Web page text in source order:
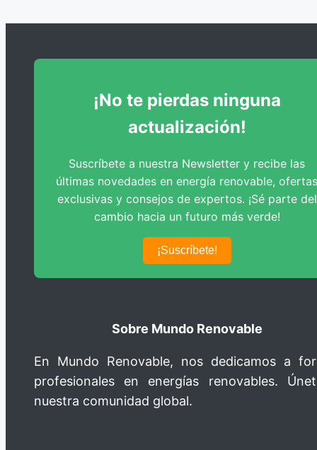
¡No te pierdas ninguna
actualización!
Suscríbete a nuestra Newsletter y recibe las
últimas novedades en energía renovable, ofertas
exclusivas y consejos de expertos. ¡Sé parte del
cambio hacia un futuro más verde!
¡Suscríbete!
Sobre Mundo Renovable
En Mundo Renovable, nos dedicamos a
profesionales en energías renovables.
nuestra comunidad global.